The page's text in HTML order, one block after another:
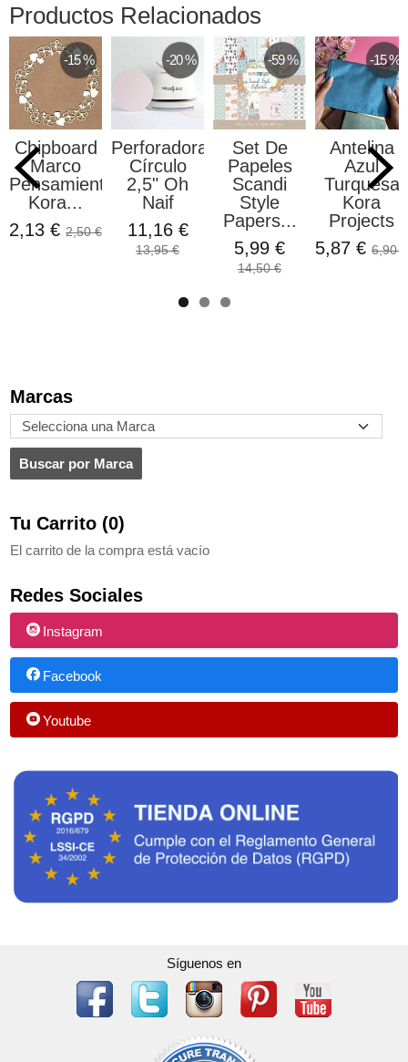
Marcas
Tu Carrito (0)
El carrito de la compra está vacío
Redes Sociales
Instagram
Facebook
Youtube
Productos Relacionados
-15 %
Chipboard
Marco
Pensamientos
Kora...
2,13 € 2,50 €
-20 %
Perforadora
Círculo
2,5" Oh
Naif
11,16 €
13,95 €
-59 %
Set De
Papeles
Scandi
Style
Papers...
5,99 €
14,50 €
-15 %
Antelina
Azul
Turquesa
Kora
Projects
5,87 € 6,90 €
Síguenos en